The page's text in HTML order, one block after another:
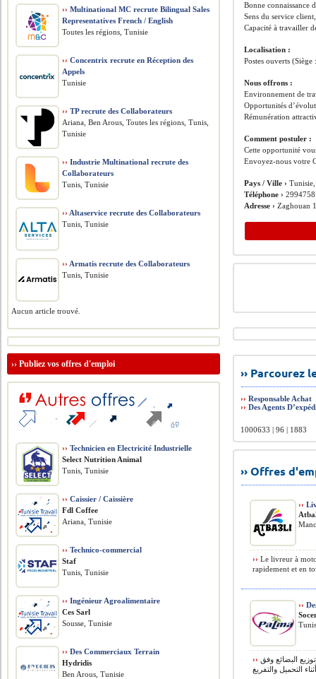
Bonne connaissance
Sens du service
Capacité à travailler
Localisation :
Postes ouverts
Nous offrons :
Environnement de
Opportunités
Rémunération
Comment postuler :
Cette opportunité
Envoyez-nous votre
Pays / Ville ›
Téléphone ›
Adresse › Zaghouan
››
››Responsable Achat
››Des Agents
1000633 | 96 | 1883
›› Offres
››
›› Le livreur à
rapidement et en
››
››
التحميل والتفريغ. •
›› Multinational MC recrute Bilingual Sales
Representatives French / English
Toutes les régions, Tunisie
›› Concentrix recrute en Réception des
Appels
Tunisie
›› TP recrute des Collaborateurs
Ariana, Ben Arous, Toutes les régions, Tunis,
Tunisie
›› Industrie Multinational recrute des
Collaborateurs
Tunis, Tunisie
›› Altaservice recrute des Collaborateurs
Tunis, Tunisie
›› Armatis recrute des Collaborateurs
Tunis, Tunisie
Aucun article trouvé.
››Publiez vos offres d'emploi
›› Technicien en Electricité Industrielle
Select Nutrition Animal
Tunis, Tunisie
›› Caissier / Caissière
Fdl Coffee
Ariana, Tunisie
›› Technico-commercial
Staf
Tunis, Tunisie
›› Ingénieur Agroalimentaire
Ces Sarl
Sousse, Tunisie
›› Des Commerciaux Terrain
Hydridis
Ben Arous, Tunisie